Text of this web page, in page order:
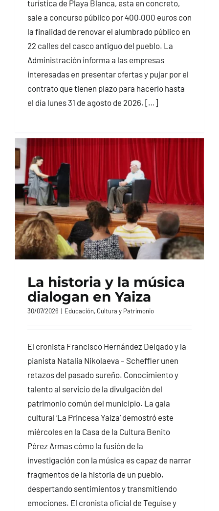
turística de Playa Blanca, esta en concreto,
sale a concurso público por 400.000 euros con
la finalidad de renovar el alumbrado público en
22 calles del casco antiguo del pueblo. La
Administración informa a las empresas
interesadas en presentar ofertas y pujar por el
contrato que tienen plazo para hacerlo hasta
el día lunes 31 de agosto de 2026. […]
La historia y la música
dialogan en Yaiza
30/07/2026 | Educación, Cultura y Patrimonio
El cronista Francisco Hernández Delgado y la
pianista Natalia Nikolaeva – Scheffler unen
retazos del pasado sureño. Conocimiento y
talento al servicio de la divulgación del
patrimonio común del municipio. La gala
cultural ‘La Princesa Yaiza’ demostró este
miércoles en la Casa de la Cultura Benito
Pérez Armas cómo la fusión de la
investigación con la música es capaz de narrar
fragmentos de la historia de un pueblo,
despertando sentimientos y transmitiendo
emociones. El cronista oficial de Teguise y